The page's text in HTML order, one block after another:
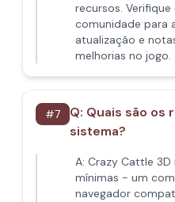
recursos.
comunidade para
atualização e
melhorias no jogo.
#7 Q: Quais são os
sistema?
A: Crazy Cattle
mínimas - um
navegador